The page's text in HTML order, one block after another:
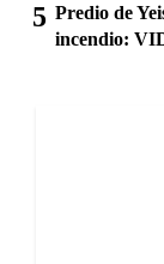
Predio de
incendio: